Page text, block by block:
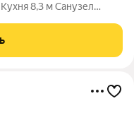
8,3 м Санузел
Отопление